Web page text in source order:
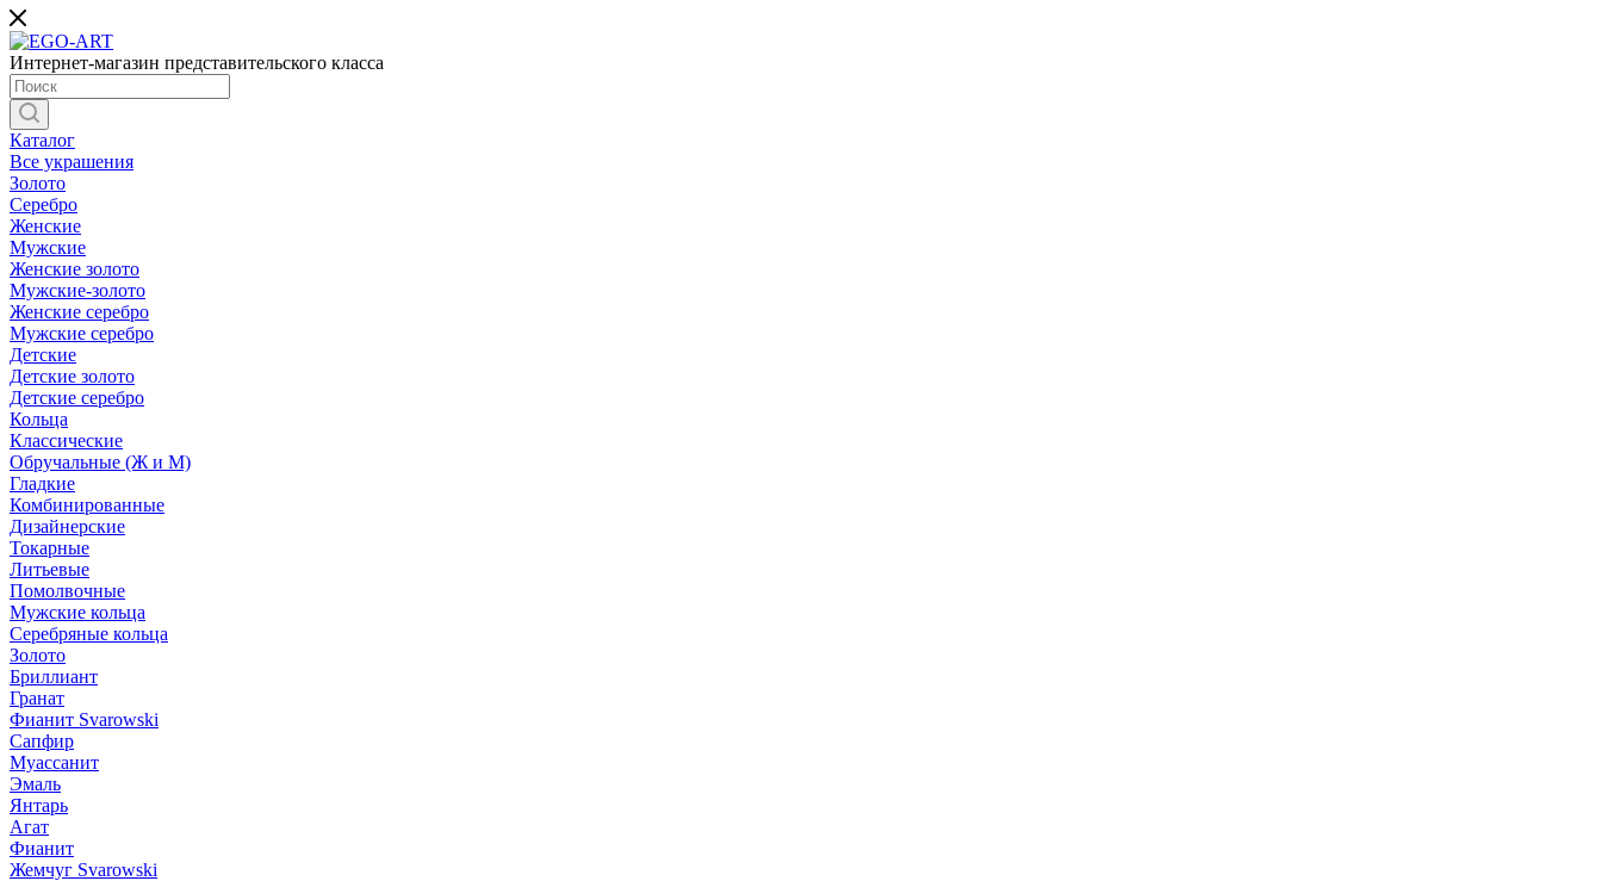
Интернет-магазин представительского класса
Каталог
Все украшения
Золото
Серебро
Женские
Мужские
Женские золото
Мужские-золото
Женские серебро
Мужские серебро
Детские
Детские золото
Детские серебро
Кольца
Классические
Обручальные (Ж и М)
Гладкие
Комбинированные
Дизайнерские
Токарные
Литьевые
Помолвочные
Мужские кольца
Серебряные кольца
Золото
Бриллиант
Гранат
Фианит Svarowski
Сапфир
Муассанит
Эмаль
Янтарь
Агат
Фианит
Жемчуг Svarowski